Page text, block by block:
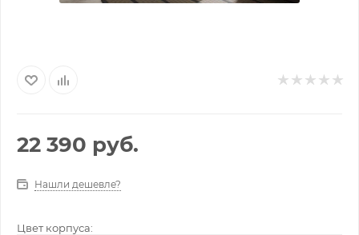
22 390 руб.
Нашли дешевле?
Цвет корпуса: